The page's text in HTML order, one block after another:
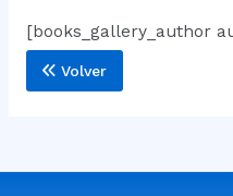
[books_gallery_author
Volver